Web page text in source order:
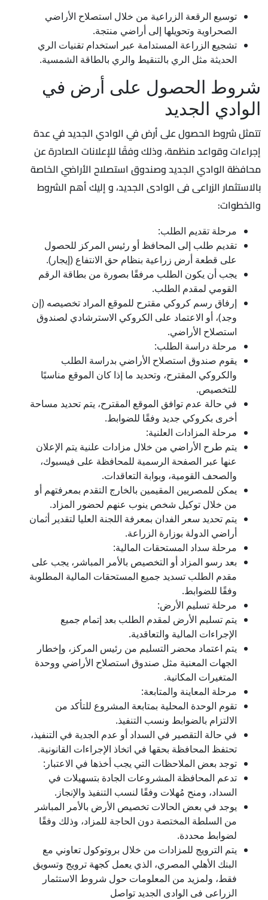
توسيع الرقعة الزراعية من خلال استصلاح الأراضي
الصحراوية وتحويلها إلى أراضي منتجة.
تشجيع الزراعة المستدامة عبر استخدام تقنيات الري
الحديثة مثل الري بالتنقيط والري بالطاقة الشمسية.
شروط الحصول على أرض في
الوادي الجديد
تتمثل شروط الحصول على أرض في الوادي الجديد في عدة
إجراءات وقواعد منظمة، وذلك وفقًا للإعلانات الصادرة عن
محافظة الوادي الجديد وصندوق استصلاح الأراضي الخاصة
بالاستثمار الزراعى فى الوادى الجديد، و إليك أهم الشروط
والخطوات:
مرحلة تقديم الطلب:
تقديم طلب إلى المحافظ أو رئيس المركز للحصول
على قطعة أرض زراعية بنظام حق الانتفاع (إيجار).
يجب أن يكون الطلب مرفقًا بصورة من بطاقة الرقم
القومي لمقدم الطلب.
إرفاق رسم كروكي مقترح للموقع المراد تخصيصه (إن
وجد)، أو الاعتماد على الكروكي الاسترشادي لصندوق
استصلاح الأراضي.
مرحلة دراسة الطلب:
يقوم صندوق استصلاح الأراضي بدراسة الطلب
والكروكي المقترح، وتحديد ما إذا كان الموقع مناسبًا
للتخصيص.
في حالة عدم توافق الموقع المقترح، يتم تحديد مساحة
أخرى بكروكي جديد وفقًا للضوابط.
مرحلة المزادات العلنية:
يتم طرح الأراضي من خلال مزادات علنية يتم الإعلان
عنها عبر الصفحة الرسمية للمحافظة على فيسبوك،
والصحف القومية، وبوابة التعاقدات.
يمكن للمصريين المقيمين بالخارج التقدم بمعرفتهم أو
من خلال توكيل شخص ينوب عنهم لحضور المزاد.
يتم تحديد سعر الفدان بمعرفة اللجنة العليا لتقدير أثمان
أراضي الدولة بوزارة الزراعة.
مرحلة سداد المستحقات المالية:
بعد رسو المزاد أو التخصيص بالأمر المباشر، يجب على
مقدم الطلب تسديد جميع المستحقات المالية المطلوبة
وفقًا للضوابط.
مرحلة تسليم الأرض:
يتم تسليم الأرض لمقدم الطلب بعد إتمام جميع
الإجراءات المالية والتعاقدية.
يتم اعتماد محضر التسليم من رئيس المركز، وإخطار
الجهات المعنية مثل صندوق استصلاح الأراضي ووحدة
المتغيرات المكانية.
مرحلة المعاينة والمتابعة:
تقوم الوحدة المحلية بمتابعة المشروع للتأكد من
الالتزام بالضوابط ونسب التنفيذ.
في حالة التقصير في السداد أو عدم الجدية في التنفيذ،
تحتفظ المحافظة بحقها في اتخاذ الإجراءات القانونية.
توجد بعض الملاحظات التي يجب أخذها في الاعتبار:
تدعم المحافظة المشروعات الجادة بتسهيلات في
السداد، ومنح مُهلات وفقًا لنسب التنفيذ والإنجاز.
يوجد في بعض الحالات تخصيص الأرض بالأمر المباشر
من السلطة المختصة دون الحاجة للمزاد، وذلك وفقًا
لضوابط محددة.
يتم الترويج للمزادات من خلال بروتوكول تعاوني مع
البنك الأهلي المصري، الذي يعمل كجهة ترويج وتسويق
فقط، ولمزيد من المعلومات حول شروط الاستثمار
الزراعى فى الوادى الجديد تواصل